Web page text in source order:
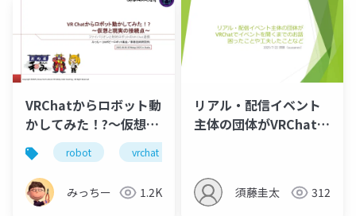
VRChatからロボット動
かしてみた！?～仮想と
現実の接続点～
robot vrchat
みっちー 1.2K
リアル・配信イベント
主体の団体がVRChatで
したことなど
須藤圭太 312